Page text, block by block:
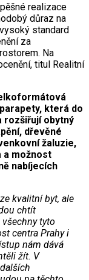
realizace
důraz na
standard
za
Na
titul Realitní
která do
rozšiřují obytný
dřevěné
žaluzie,
a možnost
nabíjecích
kvalitní byt, ale
chtít
tyto
centra Prahy i
nám dává
žít. V